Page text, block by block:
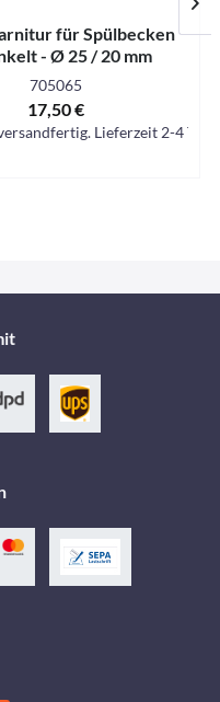
für Spülbecken
- Ø 25 / 20 mm
705065
17,50 €
Lieferzeit 2-4 Tage.